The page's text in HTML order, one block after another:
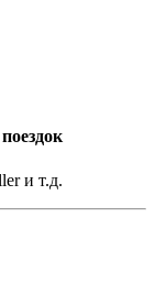
и т.д.